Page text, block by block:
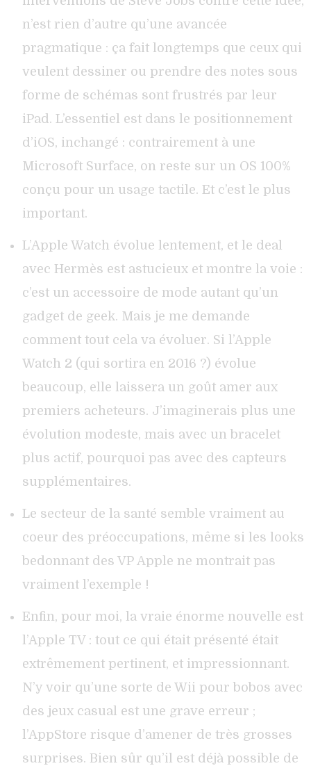
n’est rien d’autre qu’une avancée
pragmatique : ça fait longtemps que ceux qui
veulent dessiner ou prendre des notes sous
forme de schémas sont frustrés par leur
iPad. L’essentiel est dans le positionnement
d’iOS, inchangé : contrairement à une
Microsoft Surface, on reste sur un OS 100%
conçu pour un usage tactile. Et c’est le plus
important.
L’Apple Watch évolue lentement, et le deal
avec Hermès est astucieux et montre la voie :
c’est un accessoire de mode autant qu’un
gadget de geek. Mais je me demande
comment tout cela va évoluer. Si l’Apple
Watch 2 (qui sortira en 2016 ?) évolue
beaucoup, elle laissera un goût amer aux
premiers acheteurs. J’imaginerais plus une
évolution modeste, mais avec un bracelet
plus actif, pourquoi pas avec des capteurs
supplémentaires.
Le secteur de la santé semble vraiment au
coeur des préoccupations, même si les looks
bedonnant des VP Apple ne montrait pas
vraiment l’exemple !
Enfin, pour moi, la vraie énorme nouvelle est
l’Apple TV : tout ce qui était présenté était
extrêmement pertinent, et impressionnant.
N’y voir qu’une sorte de Wii pour bobos avec
des jeux casual est une grave erreur ;
l’AppStore risque d’amener de très grosses
surprises. Bien sûr qu’il est déjà possible de